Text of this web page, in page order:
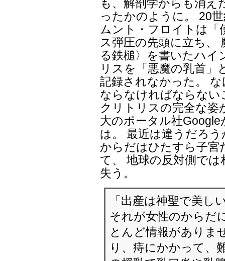
も、解剖学からも消え
ったかのように。 20
ムント・フロイトは「
ス弾圧の先頭に立ち、
る鉄槌〉を書いたハイ
リスを「悪魔の乳首」
記録されなかった。
ならなければならない
クリトリスの完全な姿
大のポータル社
は。 最近は違うだろ
からだはひたすら子宮
て、 地球の反対側で
失う。
「出産は神聖で美し
それが女性のからだ
とんど情報がありま
り、痔にかかって、